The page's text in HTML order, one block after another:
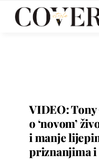
FashionVIDEO:
o ‘novom’
i manje
priznanjima